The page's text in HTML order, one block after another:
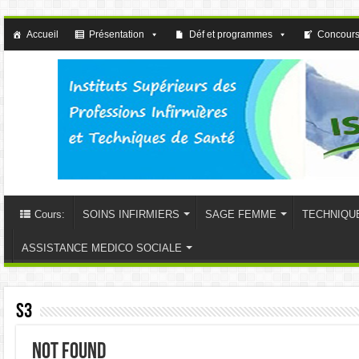
Accueil Présentation Déf et programmes
Cours: SOINS INFIRMIERS SAGE FEMME
ASSISTANCE MEDICO SOCIALE
S3
Not Found